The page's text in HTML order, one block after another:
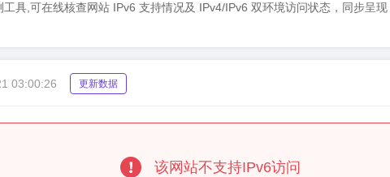
具,可在线核查网站 IPv6 支持情况及 IPv4/IPv6 双环境访问状态，同步呈
03:00:26 更新数据
该网站不支持IPv6访问